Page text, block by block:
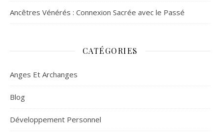
Ancêtres Vénérés : Connexion Sacrée avec le Passé
CATÉGORIES
Anges Et Archanges
Blog
Développement Personnel